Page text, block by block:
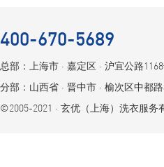
400-670-5689
总部：上海市 ⋅ 嘉定区 ⋅ 沪宜公路
分部：山西省 ⋅ 晋中市 ⋅ 榆次区中都
©2005-2021 ⋅ 玄优（上海）洗衣服务